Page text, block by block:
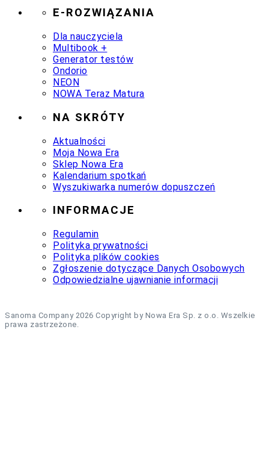
E-ROZWIĄZANIA
Dla nauczyciela
Multibook +
Generator testów
Ondorio
NEON
NOWA Teraz Matura
NA SKRÓTY
Aktualności
Moja Nowa Era
Sklep Nowa Era
Kalendarium spotkań
Wyszukiwarka numerów dopuszczeń
INFORMACJE
Regulamin
Polityka prywatności
Polityka plików cookies
Zgłoszenie dotyczące Danych Osobowych
Odpowiedzialne ujawnianie informacji
Sanoma Company 2026 Copyright by Nowa Era Sp. z o.o. Wszelkie
prawa zastrzeżone.